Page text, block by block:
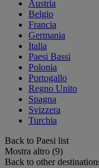
Austria
Belgio
Francia
Germania
Italia
Paesi Bassi
Polonia
Portogallo
Regno Unito
Spagna
Svizzera
Turchia
Back to Paesi list
Mostra altro (9)
Back to other